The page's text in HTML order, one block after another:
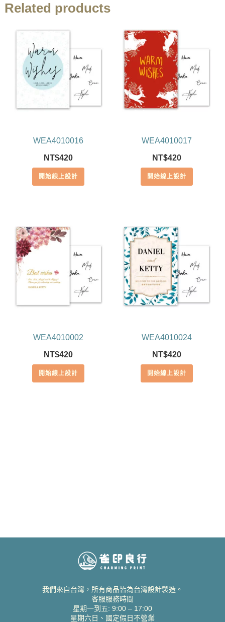
Related products
WEA4010016
NT$420
開始線上設計
WEA4010017
NT$420
開始線上設計
WEA4010002
NT$420
開始線上設計
WEA4010024
NT$420
開始線上設計
我們來自台灣，所有商品皆為台灣設計製造。
客服服務時間
星期一到五: 9:00 – 17:00
星期六日、國定假日不營業